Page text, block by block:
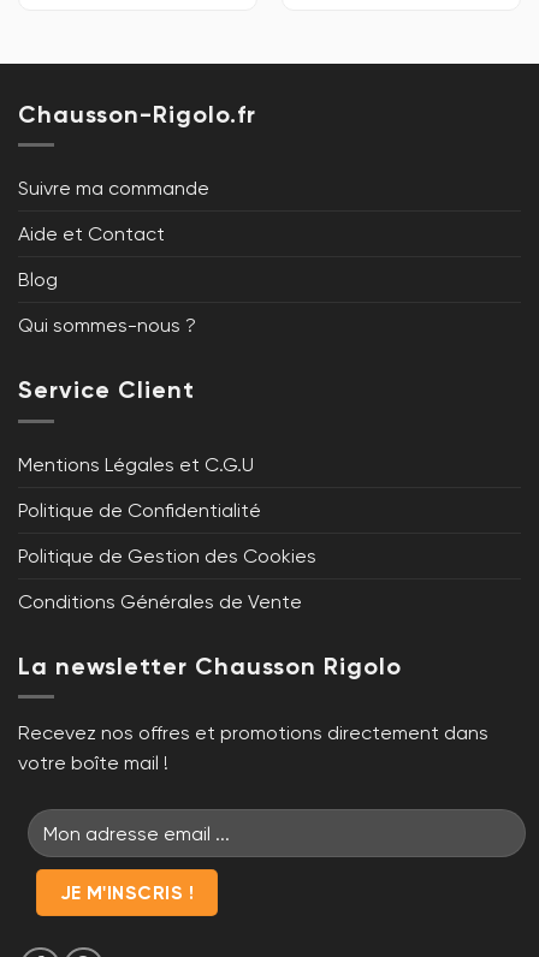
Chausson-Rigolo.fr
Suivre ma commande
Aide et Contact
Blog
Qui sommes-nous ?
Service Client
Mentions Légales et C.G.U
Politique de Confidentialité
Politique de Gestion des Cookies
Conditions Générales de Vente
La newsletter Chausson Rigolo
Recevez nos offres et promotions directement dans
votre boîte mail !